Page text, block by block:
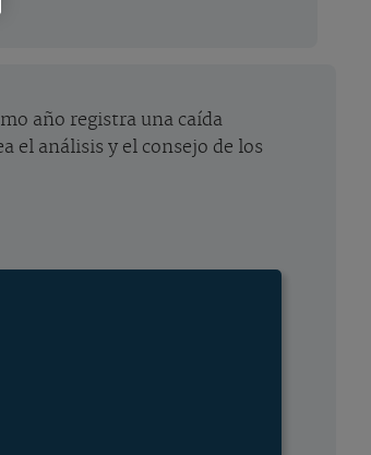
año registra una caída
el análisis y el consejo de los